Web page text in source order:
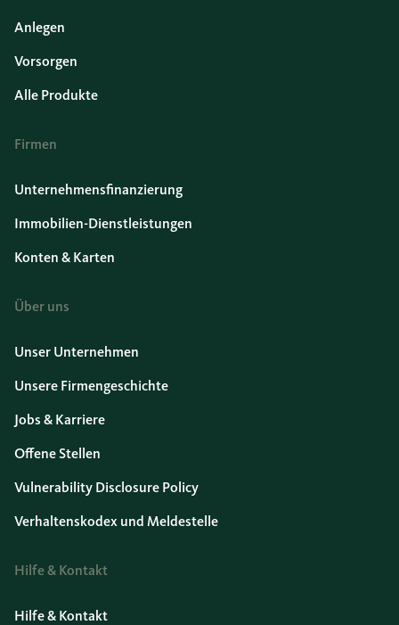
Anlegen
Vorsorgen
Alle Produkte
Firmen
Unternehmensfinanzierung
Immobilien-Dienstleistungen
Konten & Karten
Über uns
Unser Unternehmen
Unsere Firmengeschichte
Jobs & Karriere
Offene Stellen
Vulnerability Disclosure Policy
Verhaltenskodex und Meldestelle
Hilfe & Kontakt
Hilfe & Kontakt